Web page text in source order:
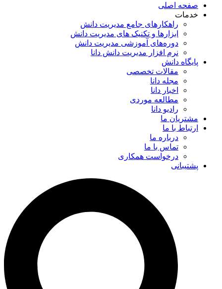
صفحه اصلی
خدمات
راهکارهای جامع مدیریت دانش
ابزارها و تکنیک‌ های مدیریت دانش
دوره‌های آموزشی مدیریت دانش
نرم افزار مدیریت دانش دانا
پایگاه دانش
مقالات تخصصی
مجله دانا
اخبار دانا
مطالعه موردی
رادیو دانا
مشتریان ما
ارتباط با ما
درباره ما
تماس با ما
درخواست همکاری
پشتیبانی